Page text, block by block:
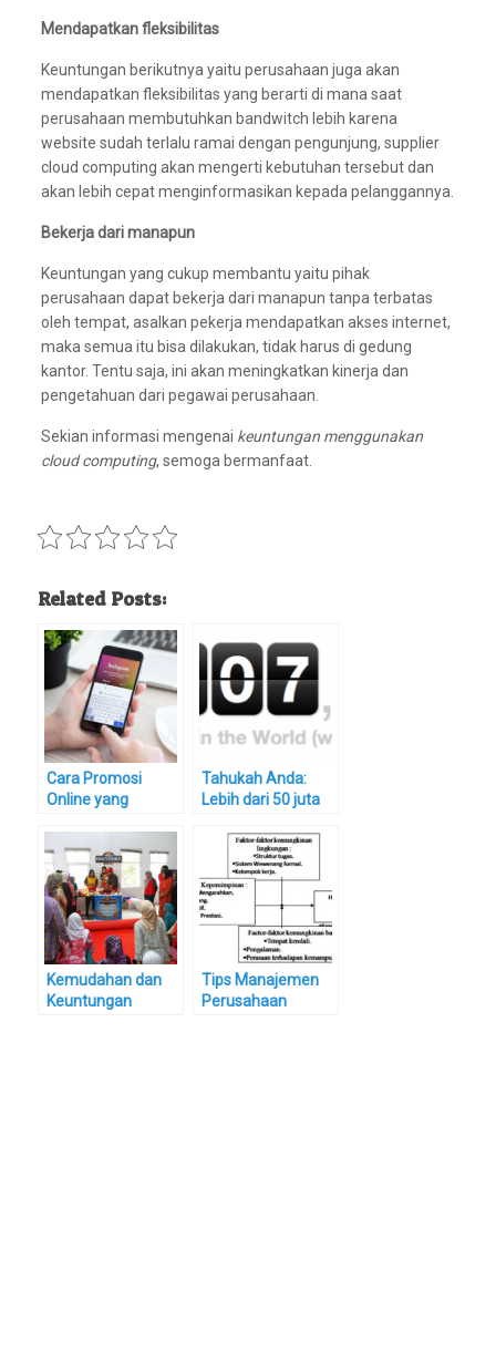
Mendapatkan fleksibilitas
Keuntungan berikutnya yaitu perusahaan juga akan
mendapatkan fleksibilitas yang berarti di mana saat
perusahaan membutuhkan bandwitch lebih karena
website sudah terlalu ramai dengan pengunjung, supplier
cloud computing akan mengerti kebutuhan tersebut dan
akan lebih cepat menginformasikan kepada pelanggannya.
Bekerja dari manapun
Keuntungan yang cukup membantu yaitu pihak
perusahaan dapat bekerja dari manapun tanpa terbatas
oleh tempat, asalkan pekerja mendapatkan akses internet,
maka semua itu bisa dilakukan, tidak harus di gedung
kantor. Tentu saja, ini akan meningkatkan kinerja dan
pengetahuan dari pegawai perusahaan.
Sekian informasi mengenai keuntungan menggunakan
cloud computing, semoga bermanfaat.
Related Posts:
Cara Promosi
Online yang
Instagram
Tahukah Anda:
Lebih dari 50 juta
menggunakan
WordPress
sebagai sistem
manajemen
konten
Kemudahan dan
Keuntungan
Tips Manajemen
Perusahaan